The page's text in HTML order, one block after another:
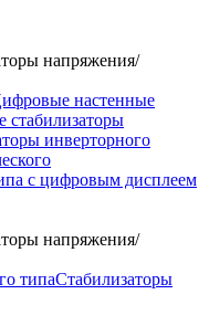
напряжения/
настенные
инверторного
с цифровым дисплеем
напряжения/
типаСтабилизаторы